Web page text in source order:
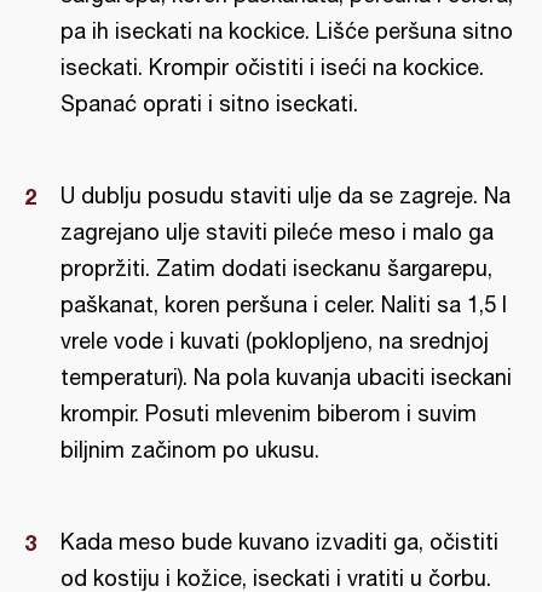
pa ih iseckati na kockice. Lišće peršuna sitno
iseckati. Krompir očistiti i iseći na kockice.
Spanać oprati i sitno iseckati.
U dublju posudu staviti ulje da se zagreje. Na
zagrejano ulje staviti pileće meso i malo ga
propržiti. Zatim dodati iseckanu šargarepu,
paškanat, koren peršuna i celer. Naliti sa 1,5 l
vrele vode i kuvati (poklopljeno, na srednjoj
temperaturi). Na pola kuvanja ubaciti iseckani
krompir. Posuti mlevenim biberom i suvim
biljnim začinom po ukusu.
Kada meso bude kuvano izvaditi ga, očistiti
od kostiju i kožice, iseckati i vratiti u čorbu.